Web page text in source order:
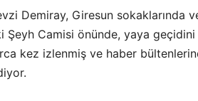
Demiray, Giresun
Şeyh Camisi önünde, yaya
kez izlenmiş ve haber